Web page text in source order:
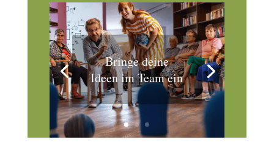
Bringe deine
Ideen im Team ein